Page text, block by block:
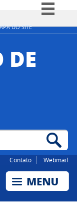
DO SITE
à informação
DE
Contato Webmail